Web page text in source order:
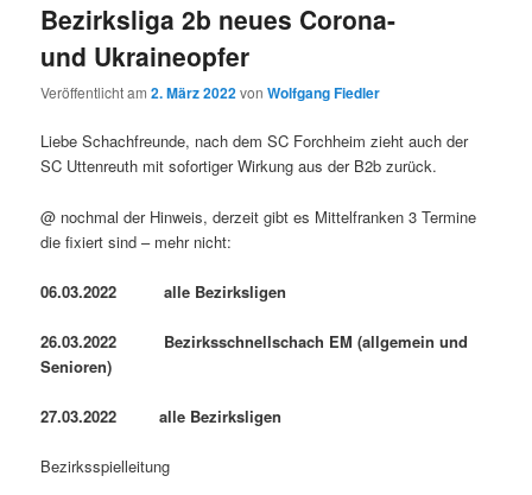
Bezirksliga 2b neues Corona-
und Ukraineopfer
Veröffentlicht am2. März 2022vonWolfgang Fiedler
Liebe Schachfreunde, nach dem SC Forchheim zieht auch der
SC Uttenreuth mit sofortiger Wirkung aus der B2b zurück.
@ nochmal der Hinweis, derzeit gibt es Mittelfranken 3 Termine
die fixiert sind – mehr nicht:
06.03.2022 alle Bezirksligen
26.03.2022 Bezirksschnellschach EM (allgemein und
Senioren)
27.03.2022 alle Bezirksligen
Bezirksspielleitung